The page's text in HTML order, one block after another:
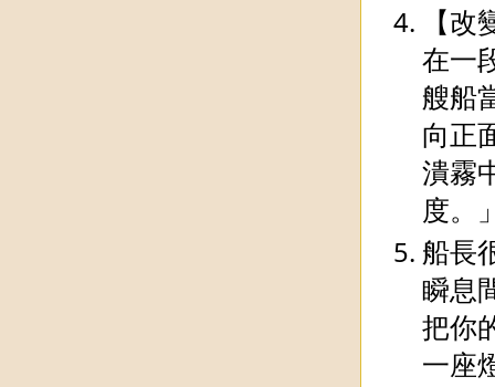
【
在一
艘船
向正
潰霧
度。
船長
瞬息
把你
一座